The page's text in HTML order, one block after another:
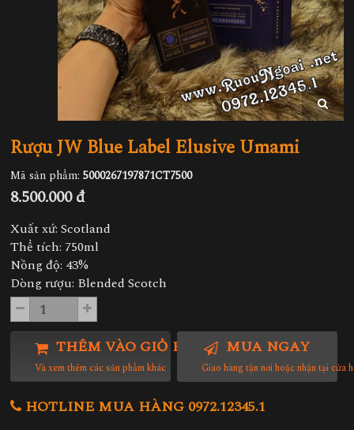
Rượu JW Blue Label Elusive Umami
Mã sản phẩm: 5000267197871CT7500
8.500.000 đ
Xuất xứ: Scotland
Thể tích: 750ml
Nồng độ: 43%
Dòng rượu: Blended Scotch
THÊM VÀO GIỎ HÀNG
Và xem thêm các sản phẩm khác
MUA NGAY
Giao hàng tận nơi hoặc nhận tại cửa
HOTLINE MUA HÀNG 0972.12345.1